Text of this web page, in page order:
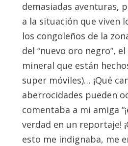
demasiadas aventuras,
a la situación que viven
los congoleños de la
del “nuevo oro negro”,
mineral que están
super móviles)… ¡Qué
aberrocidades pueden
comentaba a mi amiga
verdad en un reportaje!
esto me indignaba, me